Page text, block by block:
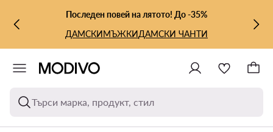
КЪМ ОСНОВНОТО СЪДЪРЖАНИЕ
КЪМ ТЪРСЕНЕПоследен повей на лятото! До -35%
ДАМСКИМЪЖКИДАМСКИ ЧАНТИ
Търси марка, продукт, стил